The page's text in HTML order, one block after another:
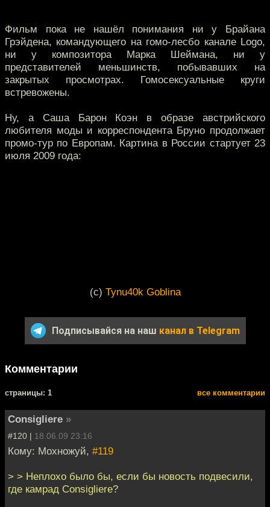
Фильм пока не нашёл понимания ни у Брайана
Грэйдена, командующего на гомо-лесбо канале Logo,
ни у композитора Марка Шеймана, ни у
представителей меньшинств, побывавших на
закрытых просмотрах. Гомосексуальные круги
встревожены.
Ну, а Саша Барон Коэн в образе австрийского
любителя моды и корреспондента Бруно продолжает
промо-тур по Европам. Картина в России стартует 23
июля 2009 года:
(c) Tynu40k Goblina
Подписывайся на наш канал в Telegram
Комментарии
cтраницы: 1 все комментарии
Consigliere »
#120 | 18.06.09 23:16
Кому: Мохножуй, #119
> > Неплохо было бы, если бы новость подвесили,
где камрад Consigliere?